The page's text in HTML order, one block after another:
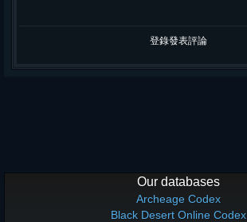
登錄發表評論
Our databases
Archeage Codex
Black Desert Online Codex